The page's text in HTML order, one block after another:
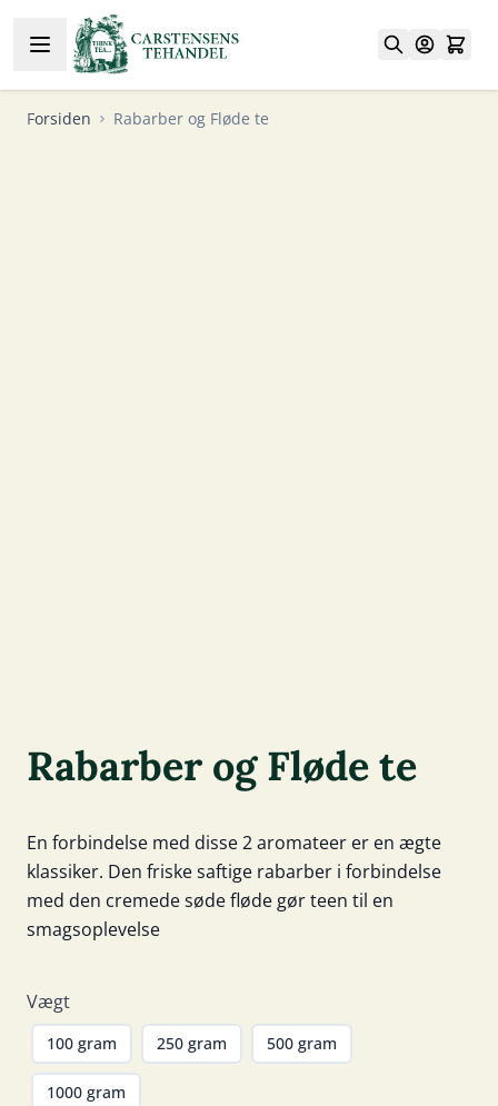
Skip to Content
Forsiden Rabarber og Fløde te
Rabarber og Fløde te
En forbindelse med disse 2 aromateer er en ægte
klassiker. Den friske saftige rabarber i forbindelse
med den cremede søde fløde gør teen til en
smagsoplevelse
Vægt
100 gram 250 gram 500 gram
1000 gram